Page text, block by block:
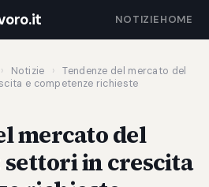
NOTIZIEHOME
› Notizie ›
Tendenze del mercato del
e competenze richieste
mercato del
settori in crescita